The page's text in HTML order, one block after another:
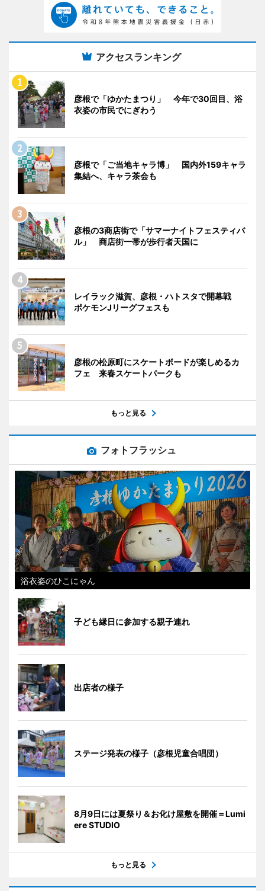
アクセスランキング
彦根で「ゆかたまつり」 今年で30回目、浴
衣姿の市民でにぎわう
彦根で「ご当地キャラ博」 国内外159キャラ
集結へ、キャラ茶会も
彦根の3商店街で「サマーナイトフェスティバ
ル」 商店街一帯が歩行者天国に
レイラック滋賀、彦根・ハトスタで開幕戦
ポケモンJリーグフェスも
彦根の松原町にスケートボードが楽しめるカ
フェ 来春スケートパークも
もっと見る
フォトフラッシュ
浴衣姿のひこにゃん
子ども縁日に参加する親子連れ
出店者の様子
ステージ発表の様子（彦根児童合唱団）
8月9日には夏祭り＆お化け屋敷を開催＝Lumi
ere STUDIO
もっと見る